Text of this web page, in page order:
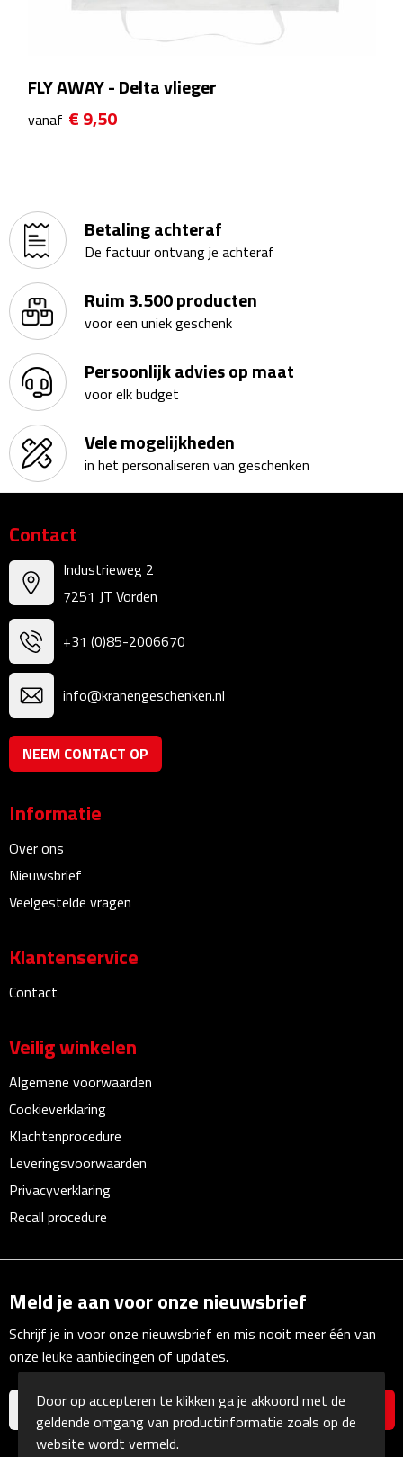
Bagageriemen
Reisstekkers
Reissetjes
Paspoorthouders
Auto Accessoires
Auto luchtverfrissers
Auto onderhoud
Auto telefoonhouders
IJskrabbers
Parkeerschijven
Rijbewijs- & kentekenhoezen
USB autoladers
Veiligheidssets
Zonneschermen
Fiets Accessoires
Fietsbellen
Fietstassen
Fiets telefoonhouders
Fietspompen
Fietssloten
Fietsverlichting
Fiets reparatiesets
Zadelhoezen
Drinkwaren
Drinkbekers
Bekers
Bidons
FLY AWAY - Delta vlieger
vanaf € 9,50
Betaling achteraf
De factuur ontvang je achteraf
Ruim 3.500 producten
voor een uniek geschenk
Persoonlijk advies op maat
voor elk budget
Vele mogelijkheden
in het personaliseren van geschenken
Contact
Industrieweg 2
7251 JT Vorden
+31 (0)85-2006670
info@kranengeschenken.nl
NEEM CONTACT OP
Informatie
Over ons
Nieuwsbrief
Veelgestelde vragen
Klantenservice
Contact
Veilig winkelen
Algemene voorwaarden
Cookieverklaring
Klachtenprocedure
Leveringsvoorwaarden
Privacyverklaring
Recall procedure
Meld je aan voor onze nieuwsbrief
Schrijf je in voor onze nieuwsbrief en mis nooit meer één van
onze leuke aanbiedingen of updates.
Door op accepteren te klikken ga je akkoord met de
geldende omgang van productinformatie zoals op de
website wordt vermeld.